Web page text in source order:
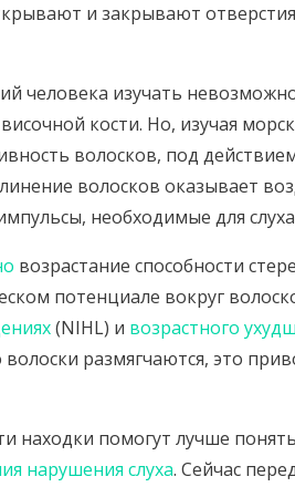
и закрывают
человека изучать
кости. Но, изучая
волосков, под
волосков оказывает
необходимые для
возрастание способности
потенциале вокруг
(NIHL) и возрастного
волоски размягчаются, это
находки помогут лучше
нарушения слуха. Сейчас